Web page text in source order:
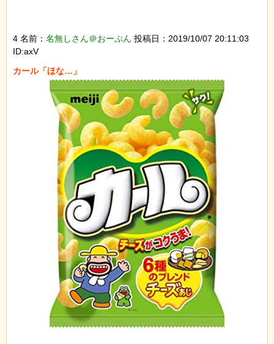
4 名前： 名無しさん＠おーぷん 投稿日：2019/10/07 20:11:03
ID:axV